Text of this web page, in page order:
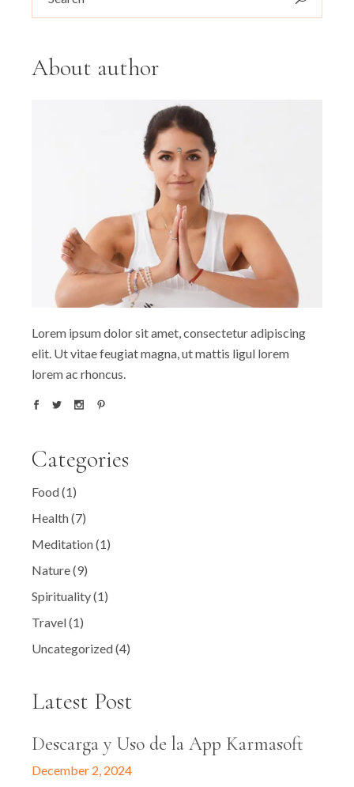
About author
Lorem ipsum dolor sit amet, consectetur adipiscing
elit. Ut vitae feugiat magna, ut mattis ligul lorem
lorem ac rhoncus.
Categories
Food(1)
Health(7)
Meditation(1)
Nature(9)
Spirituality(1)
Travel(1)
Uncategorized(4)
Latest Post
Descarga y Uso de la App Karmasoft
December 2, 2024